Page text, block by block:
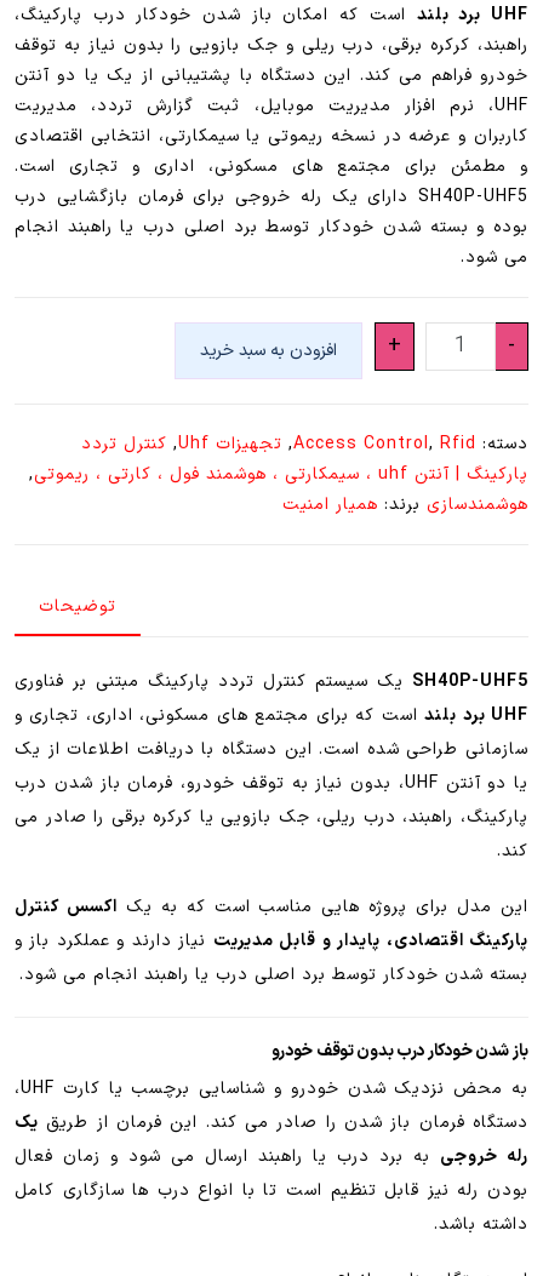
UHF برد بلند
است که امکان باز شدن خودکار درب پارکینگ،
راهبند، کرکره برقی، درب ریلی و جک بازویی را بدون نیاز به توقف
خودرو فراهم می کند. این دستگاه با پشتیبانی از یک یا دو آنتن
UHF، نرم افزار مدیریت موبایل، ثبت گزارش تردد، مدیریت
کاربران و عرضه در نسخه ریموتی یا سیمکارتی، انتخابی اقتصادی
و مطمئن برای مجتمع های مسکونی، اداری و تجاری است.
SH40P-UHF5 دارای یک رله خروجی برای فرمان بازگشایی درب
بوده و بسته شدن خودکار توسط برد اصلی درب یا راهبند انجام
می شود.
-
سیستم
کنترل
SH40P-
UHF5
آنتن
ورود
و
خروج
پارکینگ)
+ افزودن به سبد خرید
دسته: Access Control, Rfid
, تجهیزات Uhf , کنترل تردد
پارکینگ | آنتن uhf ، سیمکارتی ، هوشمند فول ، کارتی ، ریموتی
,
هوشمندسازی برند: همیار امنیت
توضیحات
SH40P-UHF5 یک سیستم کنترل تردد پارکینگ مبتنی بر فناوری
UHF برد بلند
است که برای مجتمع های مسکونی، اداری، تجاری و
سازمانی طراحی شده است. این دستگاه با دریافت اطلاعات از یک
یا دو آنتن UHF، بدون نیاز به توقف خودرو، فرمان باز شدن درب
پارکینگ، راهبند، درب ریلی، جک بازویی یا کرکره برقی را صادر می
کند.
این مدل برای پروژه هایی مناسب است که به یک اکسس کنترل
پارکینگ اقتصادی، پایدار و قابل مدیریت نیاز دارند و عملکرد باز و
بسته شدن خودکار توسط برد اصلی درب یا راهبند انجام می شود.
باز شدن خودکار درب بدون توقف خودرو
به محض نزدیک شدن خودرو و شناسایی برچسب یا کارت UHF،
دستگاه فرمان باز شدن را صادر می کند. این فرمان از طریق یک
رله خروجی به برد درب یا راهبند ارسال می شود و زمان فعال
بودن رله نیز قابل تنظیم است تا با انواع درب ها سازگاری کامل
داشته باشد.